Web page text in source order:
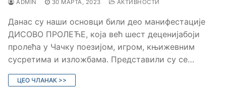
ADMIN 30 МАРТА, 2023 АКТИВНОСТИ
Данас су наши основци били део манифестације
ДИСОВО ПРОЛЕЋЕ, која већ шест деценијабоји
пролећа у Чачку поезијом, игром, књижевним
сусретима и изложбама. Представили су се…
ЦЕО ЧЛАНАК >>